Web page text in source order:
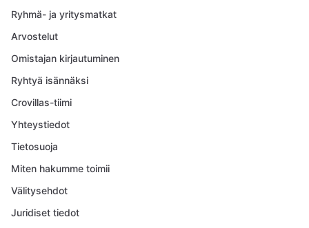
Ryhmä- ja yritysmatkat
Arvostelut
Omistajan kirjautuminen
Ryhtyä isännäksi
Crovillas-tiimi
Yhteystiedot
Tietosuoja
Miten hakumme toimii
Välitysehdot
Juridiset tiedot